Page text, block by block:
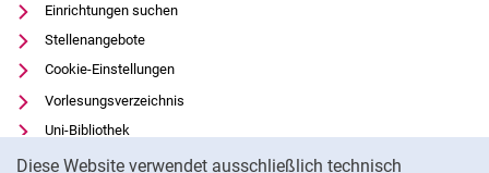
Diese Website verwendet ausschließlich technisch
Einrichtungen suchen
Stellenangebote
Cookie-Einstellungen
Vorlesungsverzeichnis
Uni-Bibliothek
Moodle